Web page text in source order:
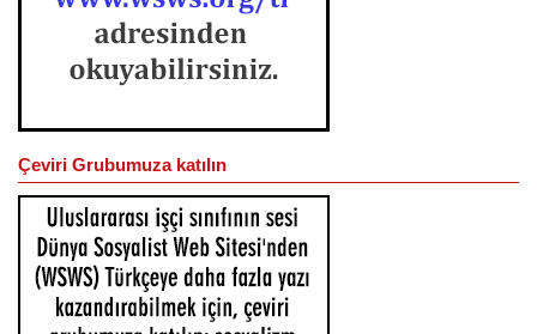
Çeviri Grubumuza katılın